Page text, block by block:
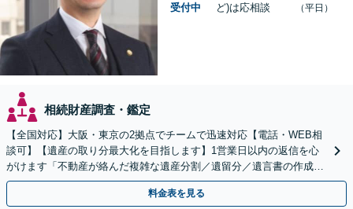
受付中
ど)は応相談
（平日）
相続財産調査・鑑定
【全国対応】大阪・東京の2拠点でチームで迅速対応【電話・WEB相
談可】【遺産の取り分最大化を目指します】1営業日以内の返信を心
がけます「不動産が絡んだ複雑な遺産分割／遺留分／遺言書の作成・
執行／事業承継など、お任せください」【休日相談あり】
料金表を見る